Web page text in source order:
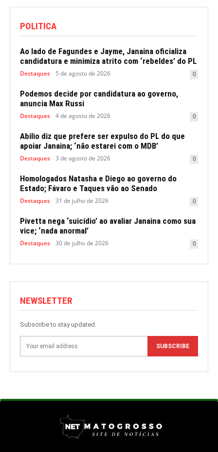
POLITICA
Ao lado de Fagundes e Jayme, Janaina oficializa
candidatura e minimiza atrito com ‘rebeldes’ do PL
Destaques 5 de agosto de 2026 0
Podemos decide por candidatura ao governo,
anuncia Max Russi
Destaques 4 de agosto de 2026 0
Abilio diz que prefere ser expulso do PL do que
apoiar Janaina; ‘não estarei com o MDB’
Destaques 3 de agosto de 2026 0
Homologados Natasha e Diego ao governo do
Estado; Fávaro e Taques vão ao Senado
Destaques 31 de julho de 2026 0
Pivetta nega ‘suicídio’ ao avaliar Janaina como sua
vice; ‘nada anormal’
Destaques 30 de julho de 2026 0
NEWSLETTER
Subscribe to stay updated.
SUBSCRIBE